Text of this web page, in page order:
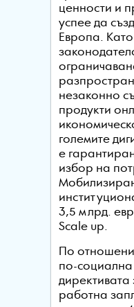
ценности и
успее да
Европа.
незаконно
продукти
големите
е
избор на
3,5 млрд.
Scale up.
По
по-
работна